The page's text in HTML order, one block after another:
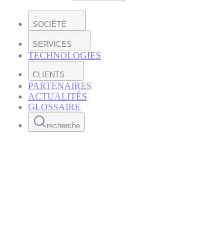
SOCIÉTÉ
SERVICES
TECHNOLOGIES
CLIENTS
PARTENAIRES
ACTUALITÉS
GLOSSAIRE
recherche